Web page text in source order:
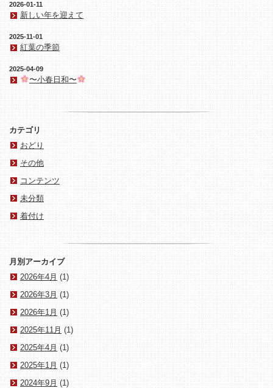
2026-01-11
新しい年を迎えて
2025-11-01
紅葉の季節
2025-04-09
〜小春日和〜
カテゴリ
おどり
その他
コンテンツ
未分類
着付け
月別アーカイブ
2026年4月 (1)
2026年3月 (1)
2026年1月 (1)
2025年11月 (1)
2025年4月 (1)
2025年1月 (1)
2024年9月 (1)